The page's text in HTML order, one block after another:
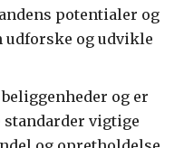
potentialer og
udforske og udvikle
og er
vigtige